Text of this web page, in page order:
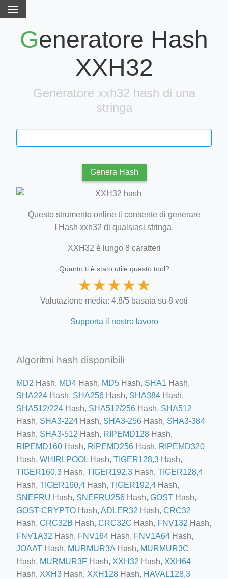
crew-neck-navy-blue/
Generatore Hash
XXH32
Generatore xxh32 hash di una
stringa
Genera Hash
Questo strumento online ti consente di generare
l'Hash xxh32 di qualsiasi stringa.
XXH32 è lungo 8 caratteri
Quanto ti è stato utile questo tool?
★★★★★
Valutazione media: 4.8/5 basata su 8 voti
Supporta il nostro lavoro
Algoritmi hash disponibili
MD2 Hash, MD4 Hash, MD5 Hash, SHA1 Hash,
SHA224 Hash, SHA256 Hash, SHA384 Hash,
SHA512/224 Hash, SHA512/256 Hash, SHA512
Hash, SHA3-224 Hash, SHA3-256 Hash, SHA3-384
Hash, SHA3-512 Hash, RIPEMD128 Hash,
RIPEMD160 Hash, RIPEMD256 Hash, RIPEMD320
Hash, WHIRLPOOL Hash, TIGER128,3 Hash,
TIGER160,3 Hash, TIGER192,3 Hash, TIGER128,4
Hash, TIGER160,4 Hash, TIGER192,4 Hash,
SNEFRU Hash, SNEFRU256 Hash, GOST Hash,
GOST-CRYPTO Hash, ADLER32 Hash, CRC32
Hash, CRC32B Hash, CRC32C Hash, FNV132 Hash,
FNV1A32 Hash, FNV164 Hash, FNV1A64 Hash,
JOAAT Hash, MURMUR3A Hash, MURMUR3C
Hash, MURMUR3F Hash, XXH32 Hash, XXH64
Hash, XXH3 Hash, XXH128 Hash, HAVAL128,3